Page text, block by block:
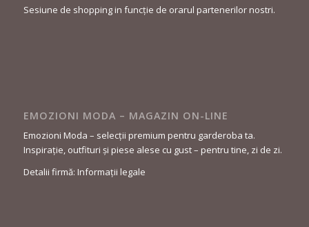
Sesiune de shopping in funcție de orarul partenerilor nostri.
EMOZIONI MODA – MAGAZIN ON-LINE
Emozioni Moda – selecții premium pentru garderoba ta.
Inspirație, outfituri și piese alese cu gust – pentru tine, zi de zi.
Detalii firmă: Informații legale